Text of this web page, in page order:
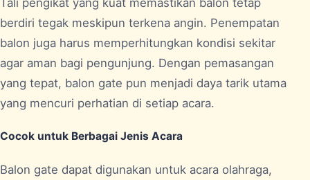
berdiri tegak meskipun terkena angin. Penempatan
balon juga harus memperhitungkan kondisi sekitar
agar aman bagi pengunjung. Dengan pemasangan
yang tepat, balon gate pun menjadi daya tarik utama
yang mencuri perhatian di setiap acara.
Cocok untuk Berbagai Jenis Acara
Balon gate dapat digunakan untuk acara olahraga,